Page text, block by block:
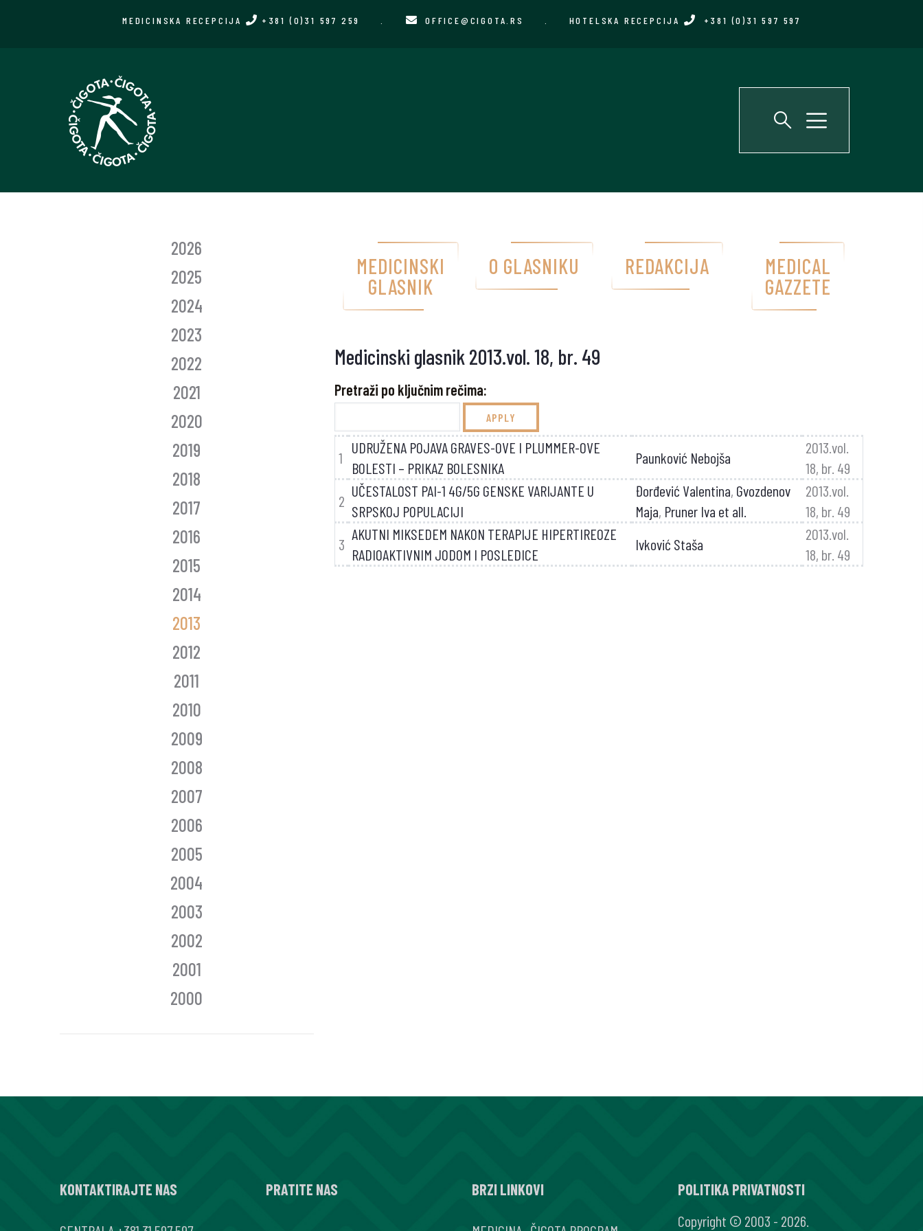
MEDICINSKA RECEPCIJA +381 (0)31 597 259 OFFICE@CIGOTA.RS HOTELSKA RECEPCIJA +381 (0)31 597 597
MEDICINSKI
GLASNIK
O GLASNIKU REDAKCIJA
MEDICAL
GAZZETE
Medicinski glasnik 2013.vol. 18, br. 49
Pretraži po ključnim rečima:
1
UDRUŽENA POJAVA GRAVES-OVE I PLUMMER-OVE
BOLESTI – PRIKAZ BOLESNIKA
Paunković Nebojša
2013.vol.
18, br. 49
2
UČESTALOST PAI-1 4G/5G GENSKE VARIJANTE U
SRPSKOJ POPULACIJI
Đorđević Valentina, Gvozdenov
Maja, Pruner Iva et all.
2013.vol.
18, br. 49
3
AKUTNI MIKSEDEM NAKON TERAPIJE HIPERTIREOZE
RADIOAKTIVNIM JODOM I POSLEDICE
Ivković Staša
2013.vol.
18, br. 49
2026
2025
2024
2023
2022
2021
2020
2019
2018
2017
2016
2015
2014
2013
2012
2011
2010
2009
2008
2007
2006
2005
2004
2003
2002
2001
2000
KONTAKTIRAJTE NAS PRATITE NAS BRZI LINKOVI
POLITIKA PRIVATNOSTI
Copyright © 2003 - 2026.